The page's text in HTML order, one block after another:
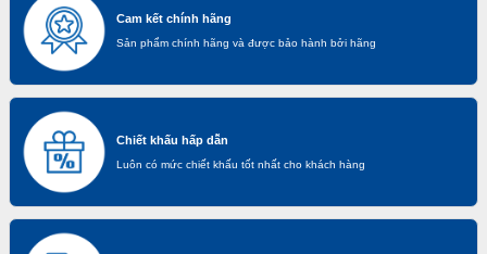
Cam kết chính hãng
Sản phẩm chính hãng và được bảo hành bởi hãng
Chiết khấu hấp dẫn
Luôn có mức chiết khấu tốt nhất cho khách hàng